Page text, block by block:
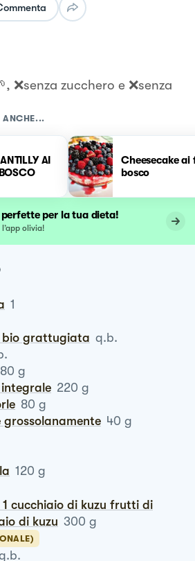
❌senza zucchero e ❌senza
ANCHE...
AI
Cheesecake
bosco
per la tua dieta!
olivia!
1
bio grattugiata q.b.
80 g
integrale 220 g
80 g
grossolanamente 40 g
120 g
di kuzu 300 g